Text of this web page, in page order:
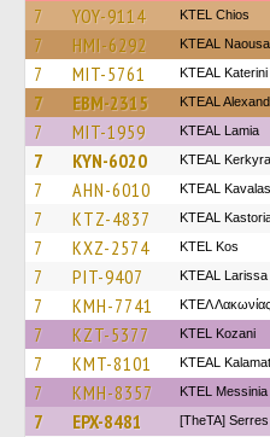
7 YOY-9114 KTEL Chios
7 HMI-6292 KTEAL Naousa
7 MIT-5761 KTEAL Katerini
7 EBM-2315 KTEAL
7 MIT-1959 KTEAL Lamia
7 KYN-6020 KTEAL Kerkyra
7 AHN-6010 KTEAL Kavalas
7 KTZ-4837 KTEAL
7 KXZ-2574 KTEL Kos
7 PIT-9407 KTEAL Larissa
7 KMH-7741 ΚΤΕΛ Λακωνίας
7 KZT-5377 ΚΤΕL Kozani
7 KMT-8101 KTEAL
7 KMH-8357 KTEL Messinia
7 EPX-8481 [TheTA] Serres